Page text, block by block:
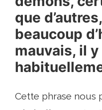
que
beaucoup
mauvais, il y
Cette phrase nous